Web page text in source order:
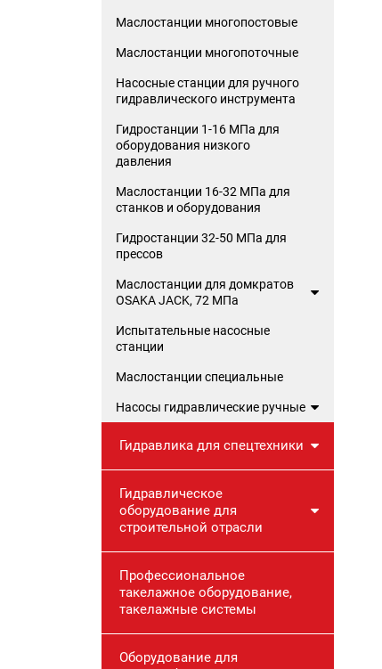
Маслостанции многопостовые
Маслостанции многопоточные
Насосные станции для ручного
гидравлического инструмента
Гидростанции 1-16 МПа для
оборудования низкого
давления
Маслостанции 16-32 МПа для
станков и оборудования
Гидростанции 32-50 МПа для
прессов
Маслостанции для домкратов
OSAKA JACK, 72 МПа
Испытательные насосные
станции
Маслостанции специальные
Насосы гидравлические ручные
Гидравлика для спецтехники
Гидравлическое
оборудование для
строительной отрасли
Профессиональное
такелажное оборудование,
такелажные системы
Оборудование для